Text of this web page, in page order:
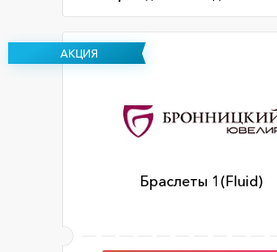
АКЦИЯ
Браслеты 1(Fluid)